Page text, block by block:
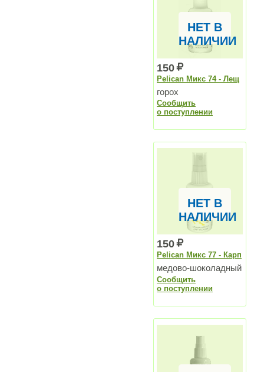
НЕТ В
НАЛИЧИИ
150
Pelican Микс 74 - Лещ
горох
Сообщить
о поступлении
НЕТ В
НАЛИЧИИ
150
Pelican Микс 77 - Карп
медово-шоколадный
аромат
Сообщить
о поступлении